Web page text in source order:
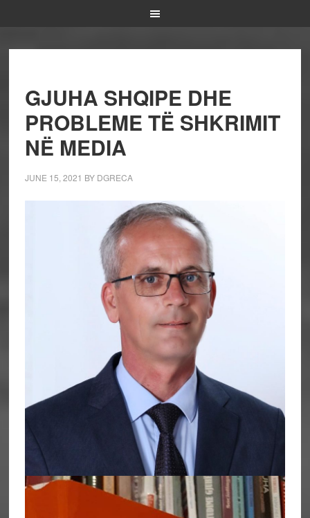
GJUHA SHQIPE DHE
PROBLEME TË SHKRIMIT
NË MEDIA
JUNE 15, 2021 BY DGRECA